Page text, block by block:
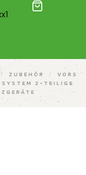
/ ZUBEHÖR /
VORS
SYSTEM 2-TEILIGE